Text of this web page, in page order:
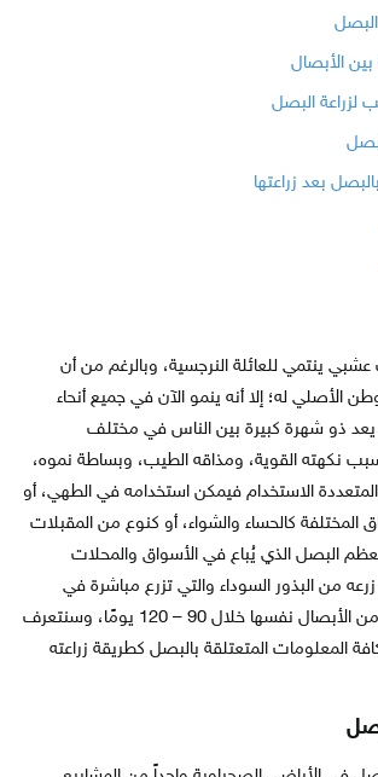
بين الأبصال
لزراعة البصل
بعد زراعتها
ينتمي للعائلة النرجسية، وبالرغم من أن
الأصلي له؛ إلا أنه ينمو الآن في جميع أنحاء
يعد ذو شهرة كبيرة بين الناس في مختلف
نكهته القوية، ومذاقه الطيب، وبساطة نموه،
الاستخدام فيمكن استخدامه في الطهي، أو
المختلفة كالحساء والشواء، أو كنوع من المقبلات
البصل الذي يُباع في الأسواق والمحلات
زرعه من البذور السوداء والتي تزرع مباشرة في
الحقل، أو تتم زراعته من الأبصال نفسها خلال 90 – 120 يومًا، وسنتعرف
المعلومات المتعتلقة بالبصل كطريقة زراعته